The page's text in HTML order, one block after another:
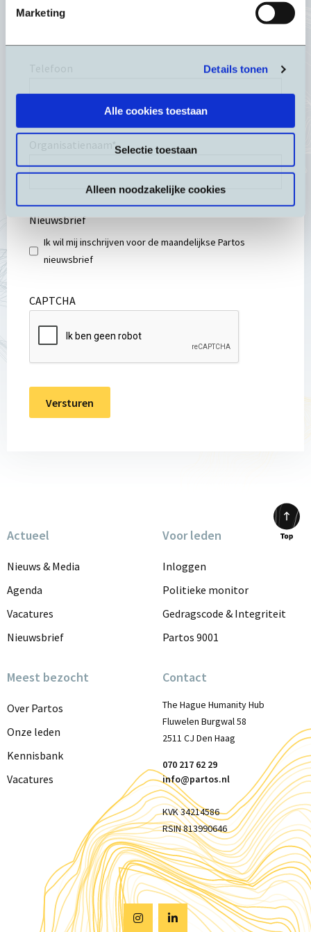
Marketing
Details tonen
Alle cookies toestaan
Selectie toestaan
Alleen noodzakelijke cookies
Telefoon
Organisatienaam*
Nieuwsbrief
Ik wil mij inschrijven voor de maandelijkse Partos
nieuwsbrief
CAPTCHA
Actueel
Nieuws & Media
Agenda
Vacatures
Nieuwsbrief
Voor leden
Inloggen
Politieke monitor
Gedragscode & Integriteit
Partos 9001
Meest bezocht
Over Partos
Onze leden
Kennisbank
Vacatures
Contact
The Hague Humanity Hub
Fluwelen Burgwal 58
2511 CJ Den Haag
070 217 62 29
info@partos.nl
KVK 34214586
RSIN 813990646
Visit Visit